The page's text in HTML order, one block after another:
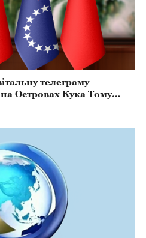
телеграму
Островах Кука Тому